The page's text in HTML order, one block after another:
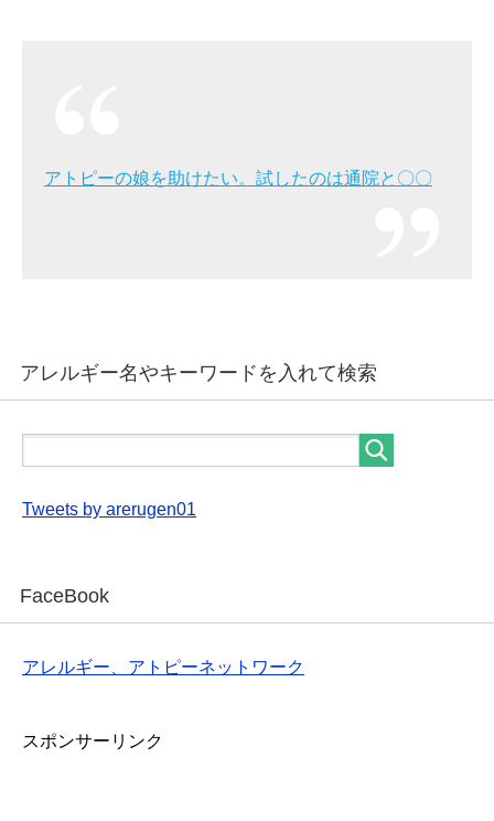
アトピーの娘を助けたい。試したのは通院と〇〇
アレルギー名やキーワードを入れて検索
Tweets by arerugen01
FaceBook
アレルギー、アトピーネットワーク
スポンサーリンク